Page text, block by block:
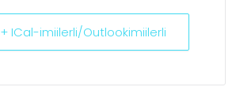
+ ICal-imiilerli/Outlookimiilerli